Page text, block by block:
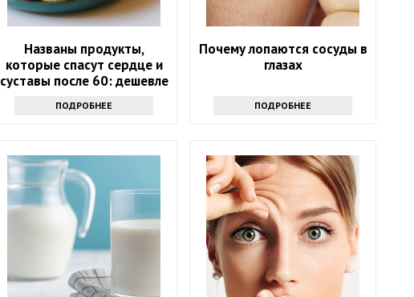
Названы продукты,
которые спасут сердце и
суставы после 60: дешевле
ПОДРОБНЕЕ
Почему лопаются сосуды в
глазах
ПОДРОБНЕЕ